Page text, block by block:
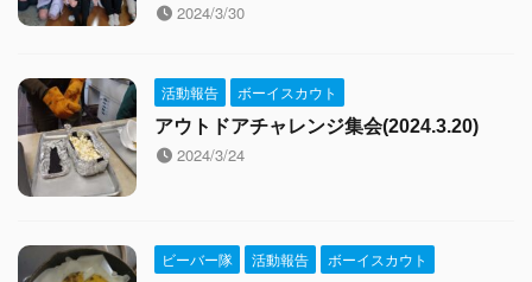
2024/3/30
活動報告
ボーイスカウト
アウトドアチャレンジ集会(2024.3.20)
2024/3/24
ビーバー隊 活動報告
ボーイスカウト